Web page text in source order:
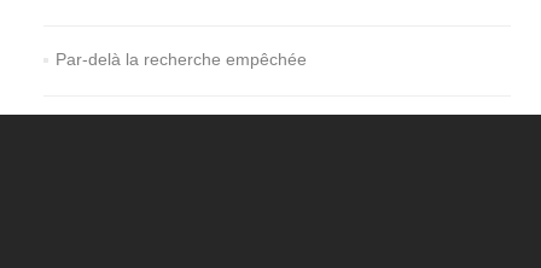
Par-delà la recherche empêchée